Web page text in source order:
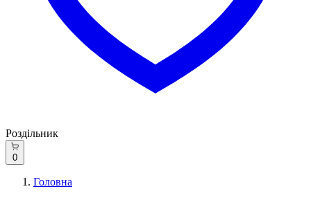
Роздільник
0
Головна